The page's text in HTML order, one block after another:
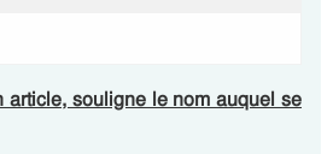
article, souligne le nom auquel se